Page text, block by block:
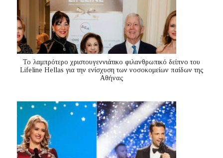
Το λαμπρότερο χριστουγεννιάτικο φιλανθρωπικό δείπνο του
Lifeline Hellas για την ενίσχυση των νοσοκομείων παίδων της
Αθήνας